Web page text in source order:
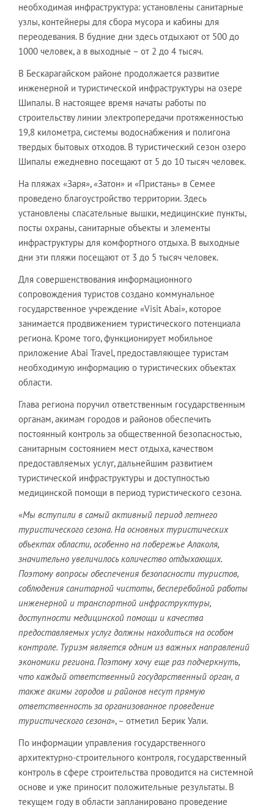
необходимая инфраструктура: установлены санитарные
узлы, контейнеры для сбора мусора и кабины для
переодевания. В будние дни здесь отдыхают от 500 до
1000 человек, а в выходные – от 2 до 4 тысяч.
В Бескарагайском районе продолжается развитие
инженерной и туристической инфраструктуры на озере
Шипалы. В настоящее время начаты работы по
строительству линии электропередачи протяженностью
19,8 километра, системы водоснабжения и полигона
твердых бытовых отходов. В туристический сезон озеро
Шипалы ежедневно посещают от 5 до 10 тысяч человек.
На пляжах «Заря», «Затон» и «Пристань» в Семее
проведено благоустройство территории. Здесь
установлены спасательные вышки, медицинские пункты,
посты охраны, санитарные объекты и элементы
инфраструктуры для комфортного отдыха. В выходные
дни эти пляжи посещают от 3 до 5 тысяч человек.
Для совершенствования информационного
сопровождения туристов создано коммунальное
государственное учреждение «Visit Abai», которое
занимается продвижением туристического потенциала
региона. Кроме того, функционирует мобильное
приложение Abai Travel, предоставляющее туристам
необходимую информацию о туристических объектах
области.
Глава региона поручил ответственным государственным
органам, акимам городов и районов обеспечить
постоянный контроль за общественной безопасностью,
санитарным состоянием мест отдыха, качеством
предоставляемых услуг, дальнейшим развитием
туристической инфраструктуры и доступностью
медицинской помощи в период туристического сезона.
«Мы вступили в самый активный период летнего
туристического сезона. На основных туристических
объектах области, особенно на побережье Алаколя,
значительно увеличилось количество отдыхающих.
Поэтому вопросы обеспечения безопасности туристов,
соблюдения санитарной чистоты, бесперебойной работы
инженерной и транспортной инфраструктуры,
доступности медицинской помощи и качества
предоставляемых услуг должны находиться на особом
контроле. Туризм является одним из важных направлений
экономики региона. Поэтому хочу еще раз подчеркнуть,
что каждый ответственный государственный орган, а
также акимы городов и районов несут прямую
ответственность за организованное проведение
туристического сезона», – отметил Берик Уали.
По информации управления государственного
архитектурно-строительного контроля, государственный
контроль в сфере строительства проводится на системной
основе и уже приносит положительные результаты. В
текущем году в области запланировано проведение